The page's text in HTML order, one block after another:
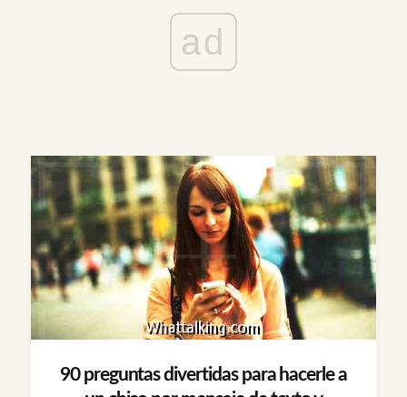
ad
90 preguntas divertidas para hacerle a